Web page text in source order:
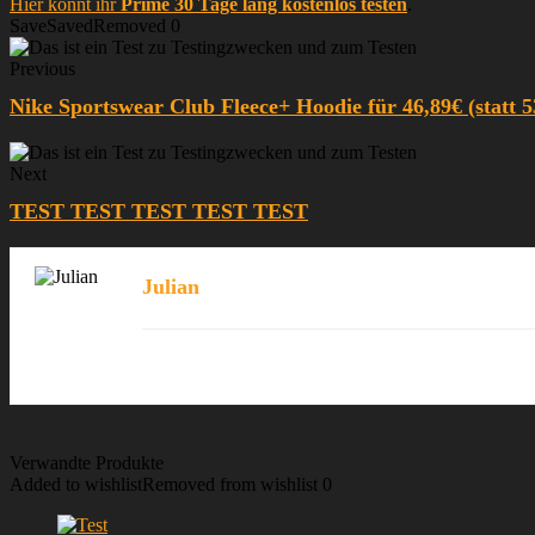
Hier könnt ihrPrime 30 Tage lang kostenlos testen.
SaveSavedRemoved 0
Previous
Nike Sportswear Club Fleece+ Hoodie für 46,89€ (statt
Next
TEST TEST TEST TEST TEST
Julian
Verwandte Produkte
Added to wishlistRemoved from wishlist 0